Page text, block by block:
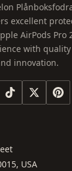
excellent
AirPods Pro
with
innovation.
USA